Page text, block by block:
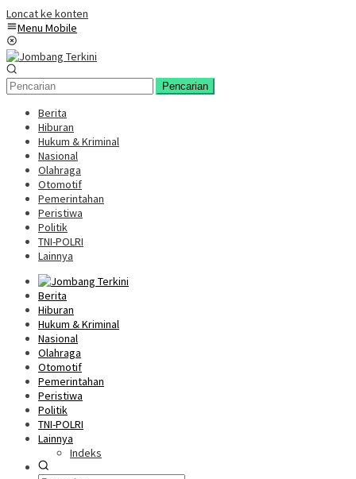
Loncat ke konten
Menu Mobile
Pencarian
Berita
Hiburan
Hukum & Kriminal
Nasional
Olahraga
Otomotif
Pemerintahan
Peristiwa
Politik
TNI-POLRI
Lainnya
Berita
Hiburan
Hukum & Kriminal
Nasional
Olahraga
Otomotif
Pemerintahan
Peristiwa
Politik
TNI-POLRI
Lainnya
Indeks